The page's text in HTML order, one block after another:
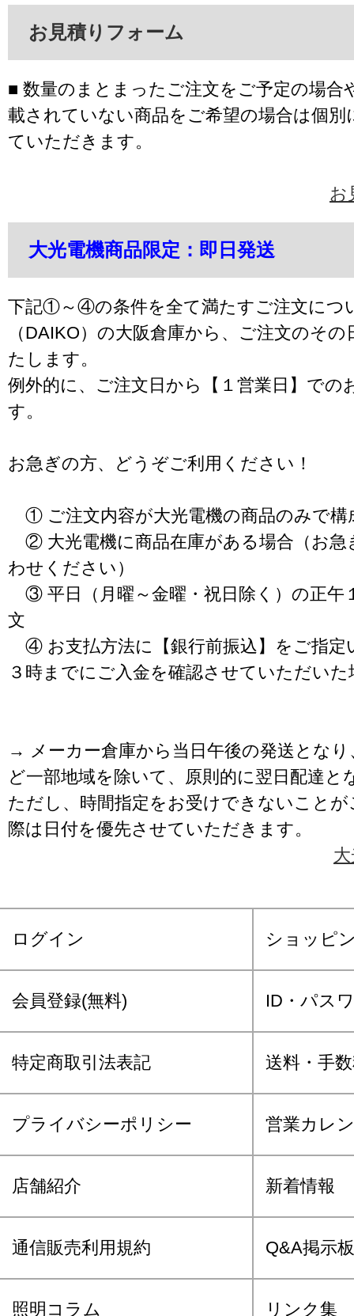
お見積りフォーム
■ 数量のまとまったご注文をご予定の場合
載されていない商品をご希望の場合は個別
ていただきます。
お
大光電機商品限定：即日発送
下記①～④の条件を全て満たすご注文につ
（DAIKO）の大阪倉庫から、ご注文のそ
たします。
例外的に、ご注文日から【１営業日】での
す。
お急ぎの方、どうぞご利用ください！
① ご注文内容が大光電機の商品のみで構
② 大光電機に商品在庫がある場合（お急
わせください）
③ 平日（月曜～金曜・祝日除く）の正午
文
④ お支払方法に【銀行前振込】をご指定
３時までにご入金を確認させていただいた
→ メーカー倉庫から当日午後の発送となり
ど一部地域を除いて、原則的に翌日配達と
ただし、時間指定をお受けできないこと
際は日付を優先させていただきます。
ログイン ショッピ
会員登録(無料) ID・パス
特定商取引法表記 送料・手
プライバシーポリシー 営業カレ
店舗紹介 新着情報
通信販売利用規約 Q&A掲示板
照明コラム リンク集